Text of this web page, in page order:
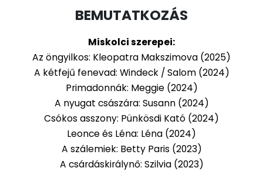
BEMUTATKOZÁS
Miskolci szerepei:
Az öngyilkos: Kleopatra Makszimova (2025)
A kétfejű fenevad: Windeck / Salom (2024)
Primadonnák: Meggie (2024)
A nyugat császára: Susann (2024)
Csókos asszony: Pünkösdi Kató (2024)
Leonce és Léna: Léna (2024)
A szálemiek: Betty Paris (2023)
A csárdáskirálynő: Szilvia (2023)